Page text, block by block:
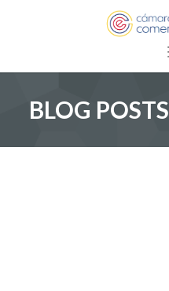
BLOG POSTS